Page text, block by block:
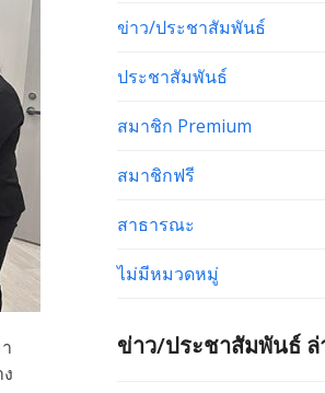
ข่าว/ประชาสัมพันธ์
ประชาสัมพันธ์
สมาชิก Premium
สมาชิกฟรี
สาธารณะ
ไม่มีหมวดหมู่
ข่าว/ประชาสัมพันธ์ ล่